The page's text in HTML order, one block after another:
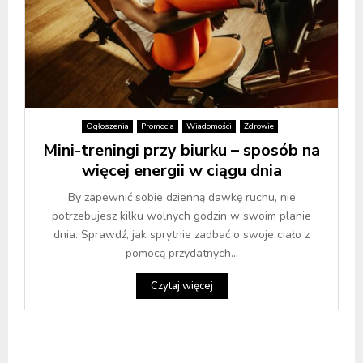
Ogłoszenia Promocja Wiadomości Zdrowie
Mini-treningi przy biurku – sposób na
więcej energii w ciągu dnia
By zapewnić sobie dzienną dawkę ruchu, nie
potrzebujesz kilku wolnych godzin w swoim planie
dnia. Sprawdź, jak sprytnie zadbać o swoje ciało z
pomocą przydatnych...
Czytaj więcej